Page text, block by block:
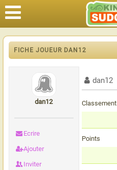
FICHE JOUEUR DAN12
dan12
Ecrire
Ajouter
Inviter
dan12
Classement
Points